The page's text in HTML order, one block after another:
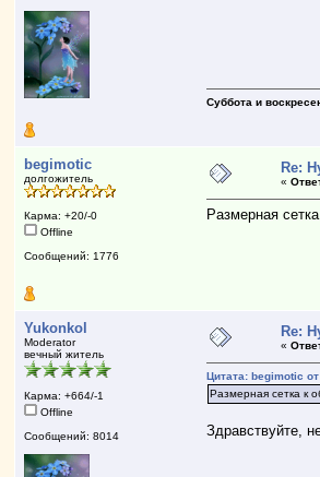
Суббота и
begimotic
долгожитель
Карма: +20/-0
Offline
Сообщений: 1776
Re:
«
Размерная
Yukonkol
Moderator
вечный житель
Карма: +664/-1
Offline
Сообщений: 8014
Re:
«
Цитата: begimotic
Размерная сетка к
Здравствуйте,